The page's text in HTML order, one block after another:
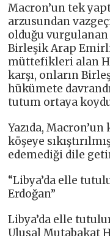
Macron’un tek
arzusundan
olduğu vurgulanan
Birleşik Arap
müttefikleri alan
karşı, onların
hükümete
tutum ortaya
Yazıda,
köşeye
edemediği dile
“Libya’da elle
Erdoğan”
Libya’da elle
Ulusal Mutabakat